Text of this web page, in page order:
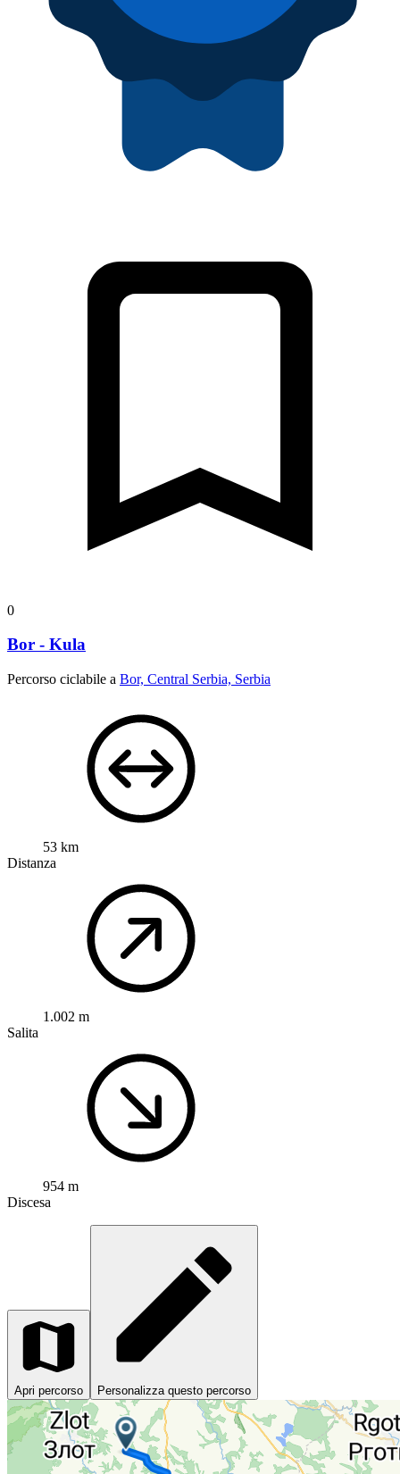
0
Bor - Kula
Percorso ciclabile a Bor, Central Serbia, Serbia
53 km
Distanza
1.002 m
Salita
954 m
Discesa
Apri percorso Personalizza questo percorso